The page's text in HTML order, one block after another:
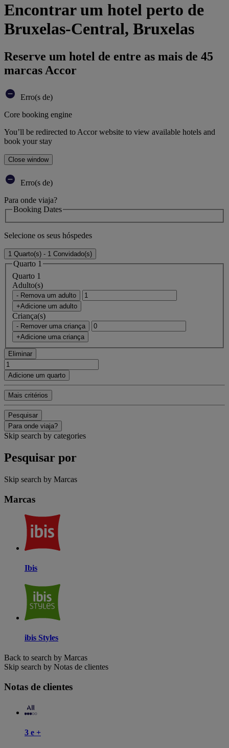
Encontrar um hotel perto de
Bruxelas-Central, Bruxelas
Reserve um hotel de entre as mais de 45
marcas Accor
Erro(s de)
Core booking engine
You’ll be redirected to Accor website to view available hotels and
book your stay
Close window
Erro(s de)
Para onde viaja?
Booking Dates
Selecione os seus hóspedes
1 Quarto(s) - 1 Convidado(s)
Quarto 1
Quarto 1
Adulto(s)
- Remova um adulto
+Adicione um adulto
Criança(s)
- Remover uma criança
+Adicione uma criança
Eliminar
Adicione um quarto
Mais critérios
Pesquisar
Para onde viaja?
Skip search by categories
Pesquisar por
Skip search by Marcas
Marcas
Ibis
ibis Styles
Back to search by Marcas
Skip search by Notas de clientes
Notas de clientes
3 e +